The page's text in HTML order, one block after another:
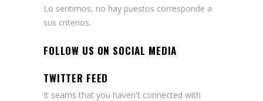
Lo sentimos, no hay puestos corresponde a
sus criterios.
FOLLOW US ON SOCIAL MEDIA
TWITTER FEED
It seams that you haven't connected with